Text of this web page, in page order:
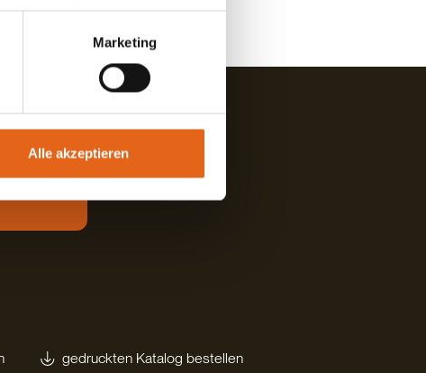
Ihrer Daten in
getroffen werden.
Marketing
Alle akzeptieren
gedruckten Katalog bestellen